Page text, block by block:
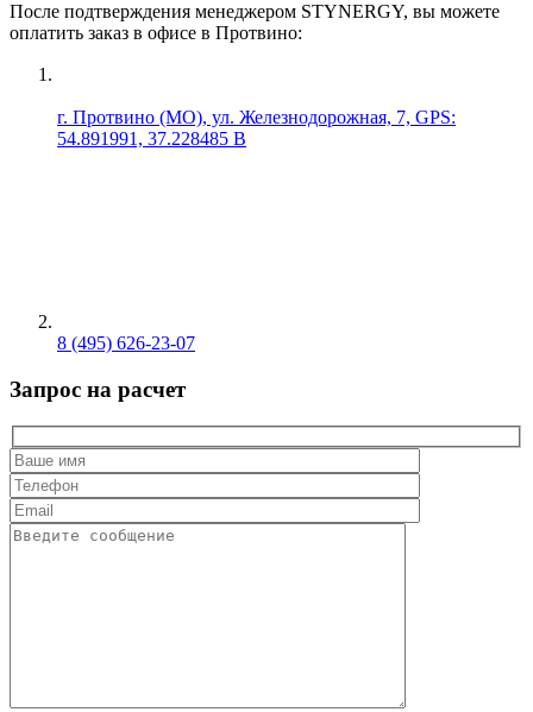
После подтверждения менеджером STYNERGY, вы можете
оплатить заказ в офисе в Протвино:
г. Протвино (МО), ул. Железнодорожная, 7, GPS:
54.891991, 37.228485 В
8 (495) 626-23-07
Запрос на расчет